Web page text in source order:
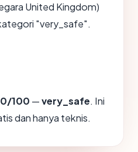
United Kingdom)
"very_safe".
100 —very_safe. Ini
dan hanya teknis.